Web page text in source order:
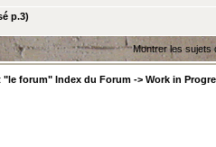
p.3)
Montrer les sujets
"le forum" Index du Forum -> Work in